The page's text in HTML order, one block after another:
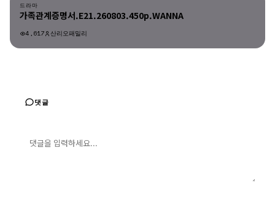
드라마
가족관계증명서.E21.260803.450p.WANNA
4,617 산리오패밀리
댓글